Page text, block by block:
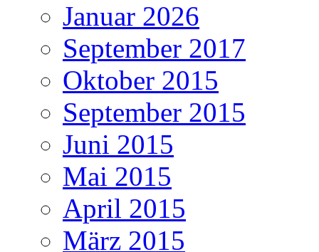
Januar 2026
September 2017
Oktober 2015
September 2015
Juni 2015
Mai 2015
April 2015
März 2015